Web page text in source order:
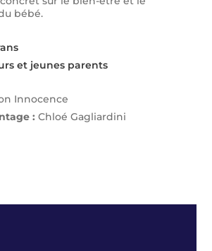
bébé.
et jeunes parents
Innocence
: Chloé Gagliardini